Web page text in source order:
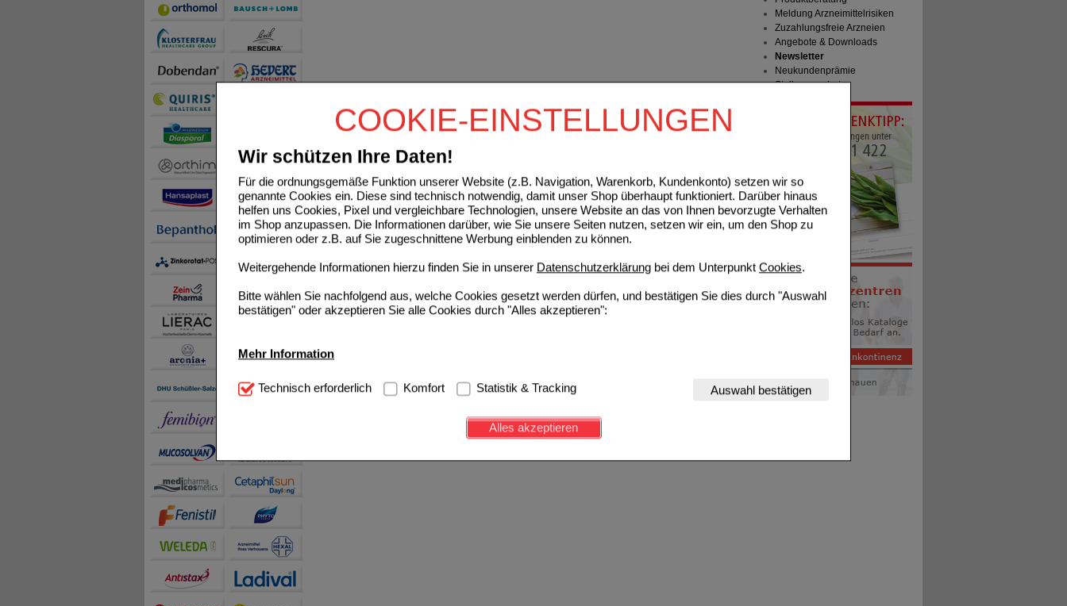
COOKIE-EINSTELLUNGEN
Wir schützen Ihre Daten!
Für die ordnungsgemäße Funktion unserer Website (z.B. Navigation, Warenkorb, Kundenkonto) setzen wir so
genannte Cookies ein. Diese sind technisch notwendig, damit unser Shop überhaupt funktioniert. Darüber hinaus
helfen uns Cookies, Pixel und vergleichbare Technologien, unsere Website an das von Ihnen bevorzugte Verhalten
im Shop anzupassen. Die Informationen darüber, wie Sie unsere Seiten nutzen, setzen wir ein, um den Shop zu
optimieren oder z.B. auf Sie zugeschnittene Werbung einblenden zu können.
Weitergehende Informationen hierzu finden Sie in unserer Datenschutzerklärung bei dem Unterpunkt Cookies.
Bitte wählen Sie nachfolgend aus, welche Cookies gesetzt werden dürfen, und bestätigen Sie dies durch "Auswahl
bestätigen" oder akzeptieren Sie alle Cookies durch "Alles akzeptieren":
Mehr Information
Technisch Notwendig: Hierbei handelt es sich um Cookies, die für die Grundfunktionen unserer Website
notwendig sind (z.B. Navigation, Warenkorb, Kundenkonto), weshalb auf diese nicht verzichtet werden kann.
Diese Cookies werden genutzt um das Einkaufserlebnis noch ansprechender zu gestalten,
beispielsweise für die Wiedererkennung des Besuchers oder unsere Seite an bevorzugte Verhaltensweisen (z.B.
Statistik & Tracking:
sammeln, mit deren Hilfe wir unsere Website weiter für Sie optimieren können, den Inhalt auf unserer Website aber
auch die Werbung auf Drittseiten möglichst relevant für Sie zu gestalten. Bitte beachten Sie, dass Daten hierfür
teilweise an Dritte wie z.B. Google oder soziale Medien übertragen werden.
Technisch erforderlich Komfort Statistik & Tracking Auswahl bestätigen
Alles akzeptieren
Meldung Arzneimittelrisiken
Zuzahlungsfreie Arzneien
Angebote & Downloads
Newsletter
Neukundenprämie
Stellenangebote